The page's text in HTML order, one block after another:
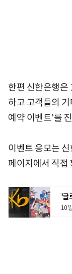
한편 신한은행은
하고 고객들의
예약 이벤트'를
이벤트 응모는
페이지에서 직접
'글